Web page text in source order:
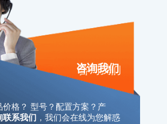
咨询我们
价格？ 型号？配置方案？产
联系我们 ，我们会在线为您解惑